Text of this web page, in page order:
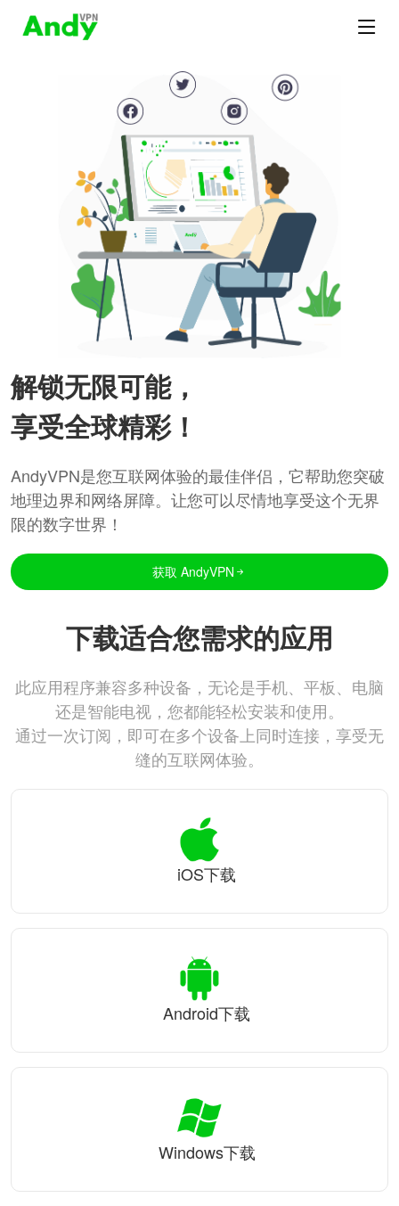
解锁无限可能，
享受全球精彩！
AndyVPN是您互联网体验的最佳伴侣，它帮助您突破
地理边界和网络屏障。让您可以尽情地享受这个无界
限的数字世界！
获取 AndyVPN
下载适合您需求的应用
此应用程序兼容多种设备，无论是手机、平板、电脑
还是智能电视，您都能轻松安装和使用。
通过一次订阅，即可在多个设备上同时连接，享受无
缝的互联网体验。
iOS下载
Android下载
Windows下载